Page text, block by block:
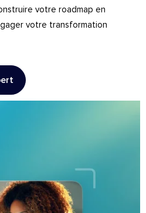
votre roadmap en
votre transformation